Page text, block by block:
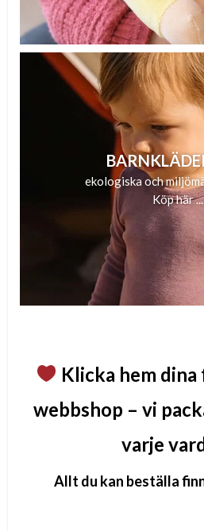
ekologiska och
Köp här ...
Klicka hem
webbshop – vi
varje
Allt du kan beställa